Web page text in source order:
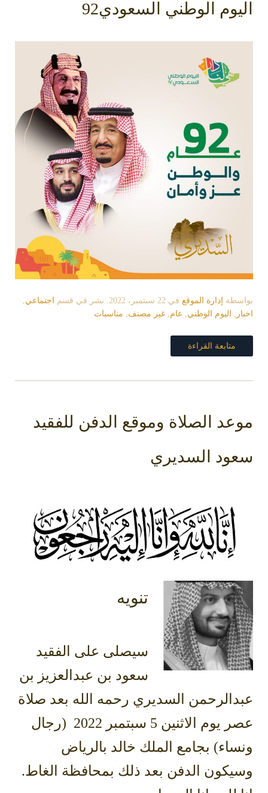
اليوم الوطني السعودي92
بواسطة إدارة الموقع في 22 سبتمبر، 2022 . نشر في قسم اجتماعي
اخبار
اليوم الوطني عام غير مصنف مناسبات
متابعة القراءة
موعد الصلاة وموقع الدفن للفقيد
سعود السديري
تنويه
سيصلى على الفقيد
سعود بن عبدالعزيز بن
عبدالرحمن السديري رحمه الله بعد صلاة
عصر يوم الاثنين 5 سبتمبر 2022 (رجال
ونساء) بجامع الملك خالد بالرياض
وسيكون الدفن بعد ذلك بمحافظة الغاط.